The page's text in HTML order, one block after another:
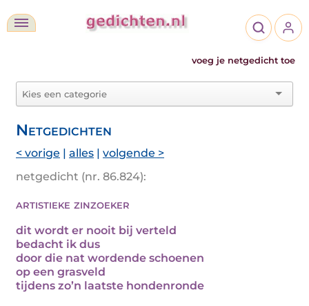
voeg je netgedicht toe
Netgedichten
< vorige | alles | volgende >
netgedicht (nr. 86.824):
artistieke zinzoeker
dit wordt er nooit bij verteld
bedacht ik dus
door die nat wordende schoenen
op een grasveld
tijdens zo’n laatste hondenronde